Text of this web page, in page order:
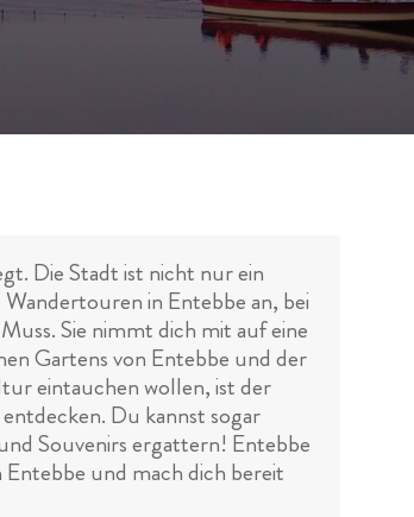
Die Stadt ist nicht nur ein
in Entebbe an, bei
Sie nimmt dich mit auf eine
Gartens von Entebbe und der
eintauchen wollen, ist der
Du kannst sogar
Souvenirs ergattern! Entebbe
und mach dich bereit